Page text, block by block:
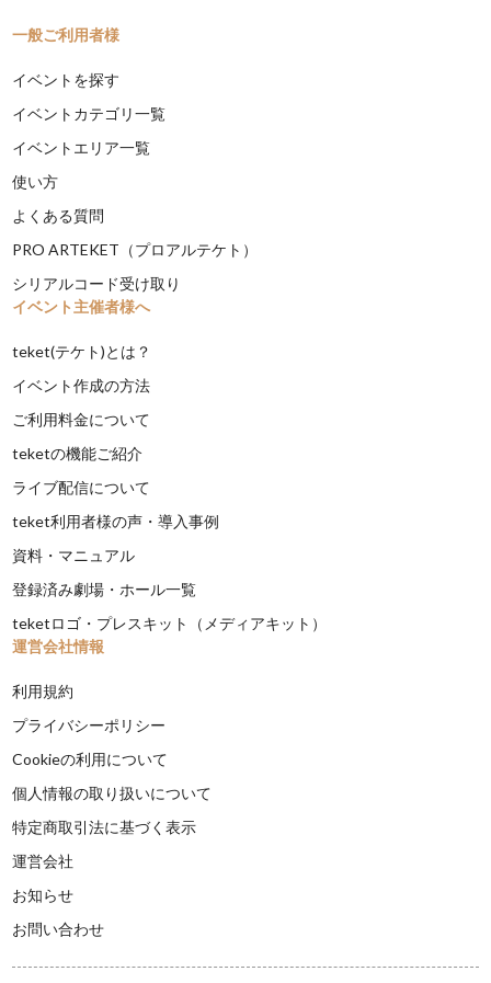
一般ご利用者様
イベントを探す
イベントカテゴリ一覧
イベントエリア一覧
使い方
よくある質問
PRO ARTEKET（プロアルテケト）
シリアルコード受け取り
イベント主催者様へ
teket(テケト)とは？
イベント作成の方法
ご利用料金について
teketの機能ご紹介
ライブ配信について
teket利用者様の声・導入事例
資料・マニュアル
登録済み劇場・ホール一覧
teketロゴ・プレスキット（メディアキット）
運営会社情報
利用規約
プライバシーポリシー
Cookieの利用について
個人情報の取り扱いについて
特定商取引法に基づく表示
運営会社
お知らせ
お問い合わせ